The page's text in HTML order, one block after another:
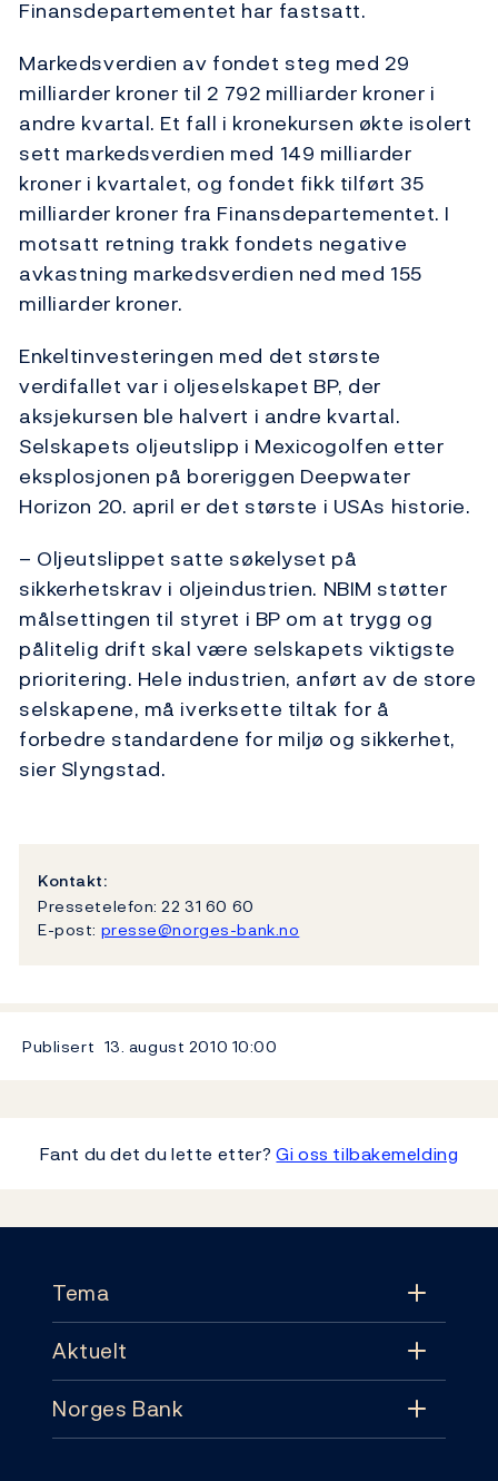
Finansdepartementet har fastsatt.
Markedsverdien av fondet steg med 29
milliarder kroner til 2 792 milliarder kroner i
andre kvartal. Et fall i kronekursen økte isolert
sett markedsverdien med 149 milliarder
kroner i kvartalet, og fondet fikk tilført 35
milliarder kroner fra Finansdepartementet. I
motsatt retning trakk fondets negative
avkastning markedsverdien ned med 155
milliarder kroner.
Enkeltinvesteringen med det største
verdifallet var i oljeselskapet BP, der
aksjekursen ble halvert i andre kvartal.
Selskapets oljeutslipp i Mexicogolfen etter
eksplosjonen på boreriggen Deepwater
Horizon 20. april er det største i USAs historie.
– Oljeutslippet satte søkelyset på
sikkerhetskrav i oljeindustrien. NBIM støtter
målsettingen til styret i BP om at trygg og
pålitelig drift skal være selskapets viktigste
prioritering. Hele industrien, anført av de store
selskapene, må iverksette tiltak for å
forbedre standardene for miljø og sikkerhet,
sier Slyngstad.
Kontakt:
Pressetelefon: 22 31 60 60
E-post: presse@norges-bank.no
Publisert 13. august 2010 10:00
Fant du det du lette etter?Gi oss tilbakemelding
Tema
Tema
Pengepolitikk
Aktuelt
Aktuelt
Norges Bank